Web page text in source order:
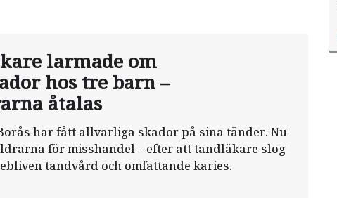
larmade om
hos tre barn –
åtalas
har fått allvarliga skador på sina tänder. Nu
för misshandel – efter att tandläkare slog
tandvård och omfattande karies.